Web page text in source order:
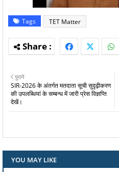
Tags TET Matter
पुराने
SIR-2026 के अंतर्गत मतदाता सूची सुदृढ़ीकरण
की उपलब्धियां के सम्बन्ध में जारी प्रेस विज्ञप्ति
देखें।
YOU MAY LIKE